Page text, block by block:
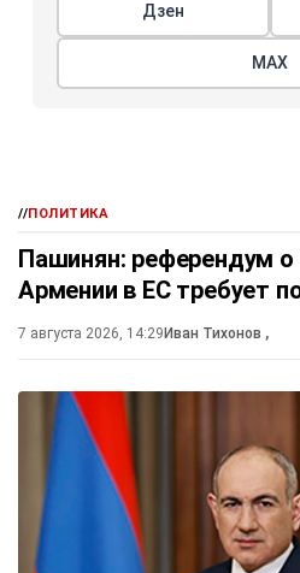
Дзен
МАХ
//ПОЛИТИКА
Пашинян: референдум о
Армении в ЕС требует
7 августа 2026, 14:29 Иван Тихонов ,